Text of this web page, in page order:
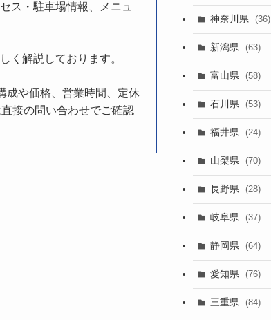
ス・駐車場情報、メニュ
く解説しております。
成や価格、営業時間、定休
接の問い合わせでご確認
神奈川県 (36)
新潟県 (63)
富山県 (58)
石川県 (53)
福井県 (24)
山梨県 (70)
長野県 (28)
岐阜県 (37)
静岡県 (64)
愛知県 (76)
三重県 (84)